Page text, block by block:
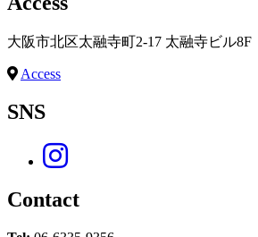
大阪市北区太融寺町2-17 太融寺ビル8F
Access
SNS
Contact